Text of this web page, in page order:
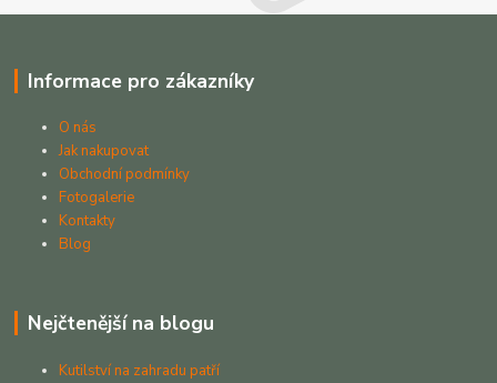
Informace pro zákazníky
O nás
Jak nakupovat
Obchodní podmínky
Fotogalerie
Kontakty
Blog
Nejčtenější na blogu
Kutilství na zahradu patří